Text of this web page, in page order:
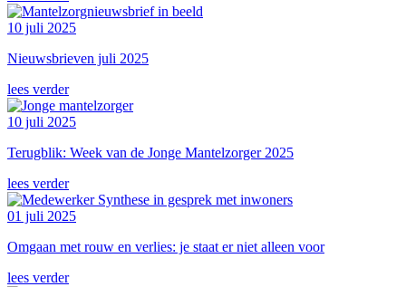
10 juli 2025
Nieuwsbrieven juli 2025
lees verder
10 juli 2025
Terugblik: Week van de Jonge Mantelzorger 2025
lees verder
01 juli 2025
Omgaan met rouw en verlies: je staat er niet alleen voor
lees verder